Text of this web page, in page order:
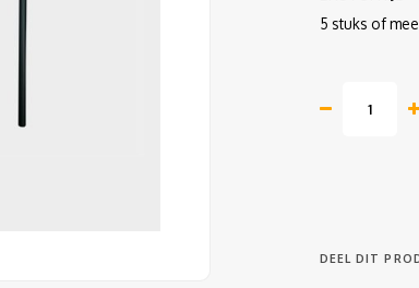
5 stuks of
DEEL DIT